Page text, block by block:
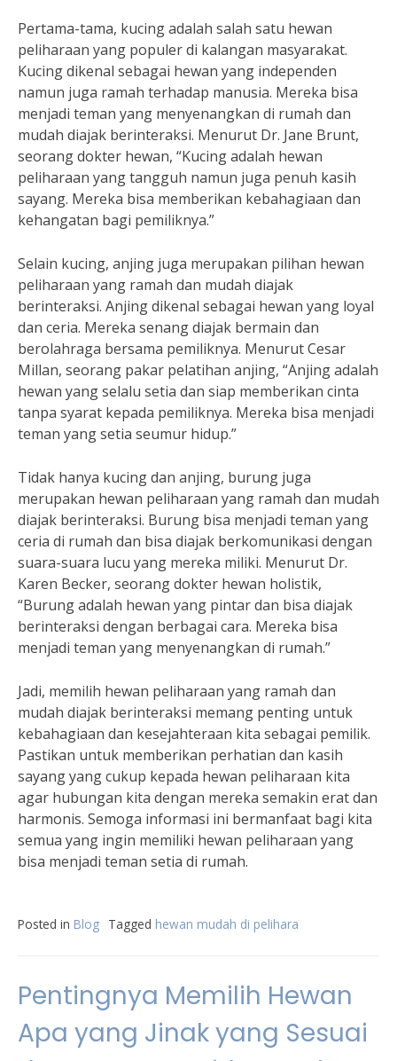
Pertama-tama, kucing adalah salah satu hewan
peliharaan yang populer di kalangan masyarakat.
Kucing dikenal sebagai hewan yang independen
namun juga ramah terhadap manusia. Mereka bisa
menjadi teman yang menyenangkan di rumah dan
mudah diajak berinteraksi. Menurut Dr. Jane Brunt,
seorang dokter hewan, “Kucing adalah hewan
peliharaan yang tangguh namun juga penuh kasih
sayang. Mereka bisa memberikan kebahagiaan dan
kehangatan bagi pemiliknya.”
Selain kucing, anjing juga merupakan pilihan hewan
peliharaan yang ramah dan mudah diajak
berinteraksi. Anjing dikenal sebagai hewan yang loyal
dan ceria. Mereka senang diajak bermain dan
berolahraga bersama pemiliknya. Menurut Cesar
Millan, seorang pakar pelatihan anjing, “Anjing adalah
hewan yang selalu setia dan siap memberikan cinta
tanpa syarat kepada pemiliknya. Mereka bisa menjadi
teman yang setia seumur hidup.”
Tidak hanya kucing dan anjing, burung juga
merupakan hewan peliharaan yang ramah dan mudah
diajak berinteraksi. Burung bisa menjadi teman yang
ceria di rumah dan bisa diajak berkomunikasi dengan
suara-suara lucu yang mereka miliki. Menurut Dr.
Karen Becker, seorang dokter hewan holistik,
“Burung adalah hewan yang pintar dan bisa diajak
berinteraksi dengan berbagai cara. Mereka bisa
menjadi teman yang menyenangkan di rumah.”
Jadi, memilih hewan peliharaan yang ramah dan
mudah diajak berinteraksi memang penting untuk
kebahagiaan dan kesejahteraan kita sebagai pemilik.
Pastikan untuk memberikan perhatian dan kasih
sayang yang cukup kepada hewan peliharaan kita
agar hubungan kita dengan mereka semakin erat dan
harmonis. Semoga informasi ini bermanfaat bagi kita
semua yang ingin memiliki hewan peliharaan yang
bisa menjadi teman setia di rumah.
Posted in Blog Tagged hewan mudah di pelihara
Pentingnya Memilih Hewan
Apa yang Jinak yang Sesuai